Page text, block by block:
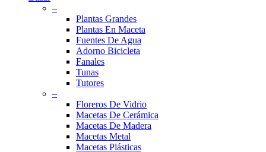
–
Plantas Grandes
Plantas En Maceta
Fuentes De Agua
Adorno Bicicleta
Fanales
Tunas
Tutores
–
Floreros De Vidrio
Macetas De Cerámica
Macetas De Madera
Macetas Metal
Macetas Plásticas